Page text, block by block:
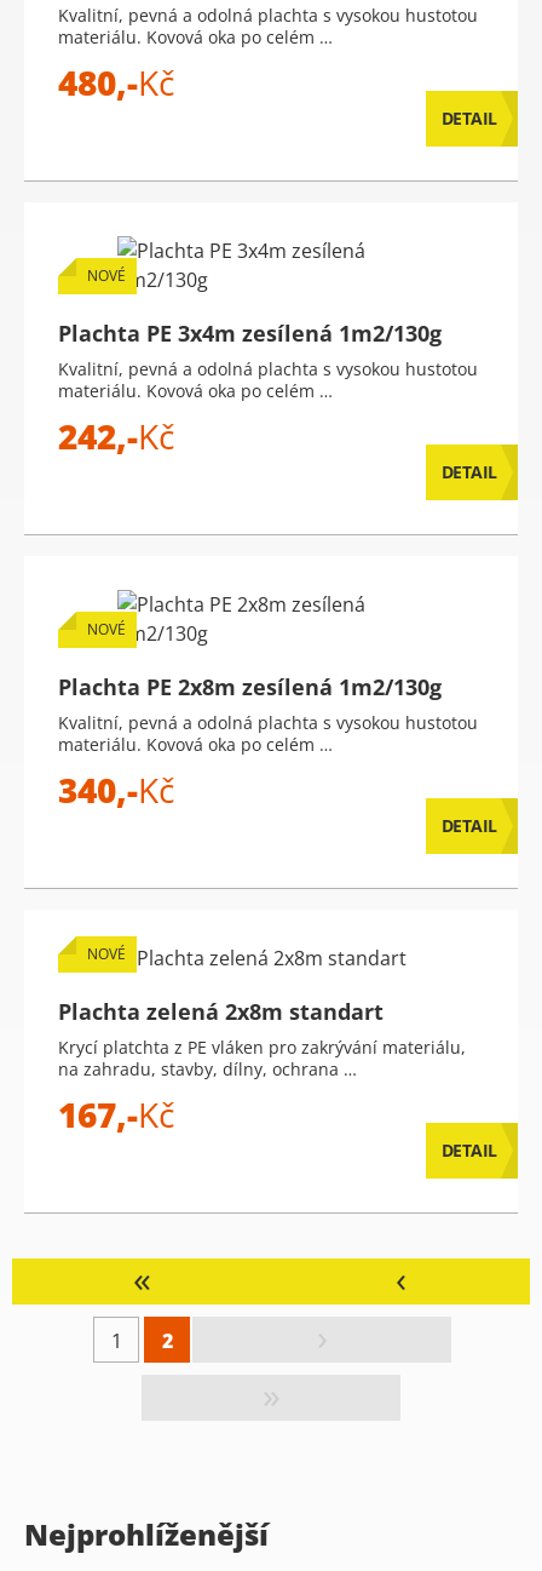
Kvalitní, pevná a odolná plachta s vysokou hustotou
materiálu. Kovová oka po celém …
480,-Kč
DETAIL
NOVÉ
Plachta PE 3x4m zesílená 1m2/130g
Kvalitní, pevná a odolná plachta s vysokou hustotou
materiálu. Kovová oka po celém …
242,-Kč
DETAIL
NOVÉ
Plachta PE 2x8m zesílená 1m2/130g
Kvalitní, pevná a odolná plachta s vysokou hustotou
materiálu. Kovová oka po celém …
340,-Kč
DETAIL
NOVÉ
Plachta zelená 2x8m standart
Krycí platchta z PE vláken pro zakrývání materiálu,
na zahradu, stavby, dílny, ochrana …
167,-Kč
DETAIL
« ‹
1 2
›
»
Nejprohlíženější